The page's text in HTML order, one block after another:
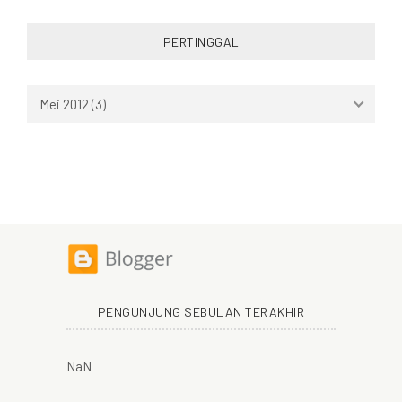
PERTINGGAL
PENGUNJUNG SEBULAN TERAKHIR
NaN